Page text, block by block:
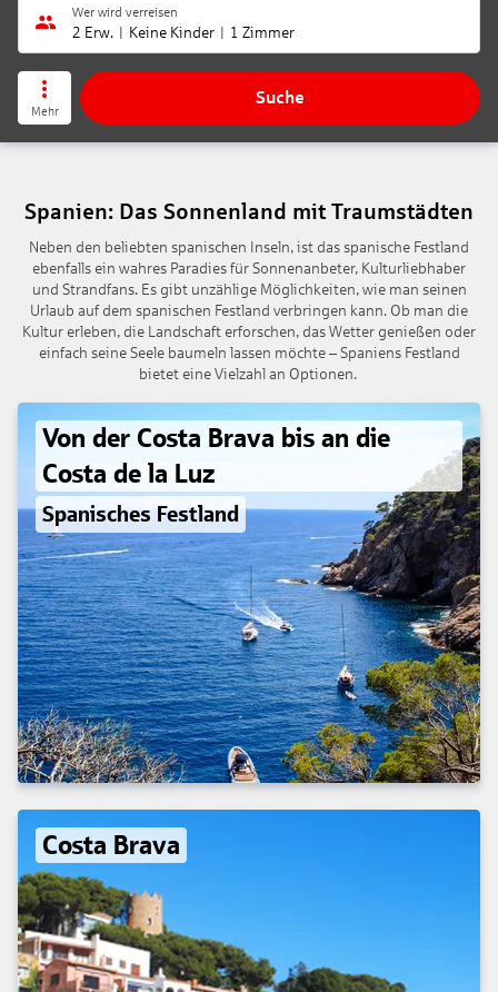
Wer wird verreisen
2 Erw. Keine Kinder 1 Zimmer
Mehr
Suche
Spanien: Das Sonnenland mit Traumstädten
Neben den beliebten spanischen Inseln, ist das spanische Festland
ebenfalls ein wahres Paradies für Sonnenanbeter, Kulturliebhaber
und Strandfans. Es gibt unzählige Möglichkeiten, wie man seinen
Urlaub auf dem spanischen Festland verbringen kann. Ob man die
Kultur erleben, die Landschaft erforschen, das Wetter genießen oder
einfach seine Seele baumeln lassen möchte – Spaniens Festland
bietet eine Vielzahl an Optionen.
Von der Costa Brava bis an die
Costa de la Luz
Spanisches Festland
Costa Brava